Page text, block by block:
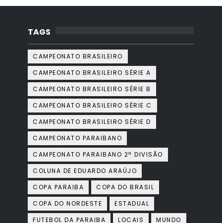
TAGS
CAMPEONATO BRASILEIRO
CAMPEONATO BRASILEIRO SÉRIE A
CAMPEONATO BRASILEIRO SÉRIE B
CAMPEONATO BRASILEIRO SÉRIE C
CAMPEONATO BRASILEIRO SÉRIE D
CAMPEONATO PARAIBANO
CAMPEONATO PARAIBANO 2ª DIVISÃO
COLUNA DE EDUARDO ARAÚJO
COPA PARAIBA
COPA DO BRASIL
COPA DO NORDESTE
ESTADUAL
FUTEBOL DA PARAIBA
LOCAIS
MUNDO